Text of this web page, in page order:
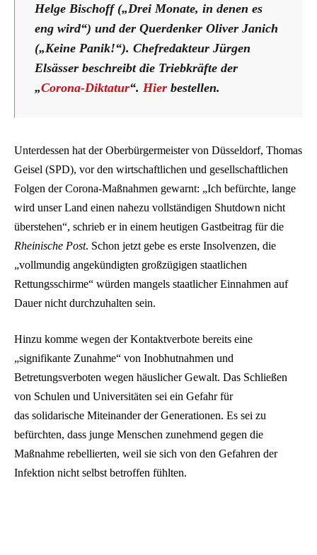
Helge Bischoff („Drei Monate, in denen es
eng wird“) und der Querdenker Oliver Janich
(„Keine Panik!“). Chefredakteur Jürgen
Elsässer beschreibt die Triebkräfte der
„Corona-Diktatur“. Hier bestellen.
Unterdessen hat der Oberbürgermeister von Düsseldorf, Thomas
Geisel (SPD), vor den wirtschaftlichen und gesellschaftlichen
Folgen der Corona-Maßnahmen gewarnt: „Ich befürchte, lange
wird unser Land einen nahezu vollständigen Shutdown nicht
überstehen“, schrieb er in einem heutigen Gastbeitrag für die
Rheinische Post. Schon jetzt gebe es erste Insolvenzen, die
„vollmundig angekündigten großzügigen staatlichen
Rettungsschirme“ würden mangels staatlicher Einnahmen auf
Dauer nicht durchzuhalten sein.
Hinzu komme wegen der Kontaktverbote bereits eine
„signifikante Zunahme“ von Inobhutnahmen und
Betretungsverboten wegen häuslicher Gewalt. Das Schließen
von Schulen und Universitäten sei ein Gefahr für
das solidarische Miteinander der Generationen. Es sei zu
befürchten, dass junge Menschen zunehmend gegen die
Maßnahme rebellierten, weil sie sich von den Gefahren der
Infektion nicht selbst betroffen fühlten.